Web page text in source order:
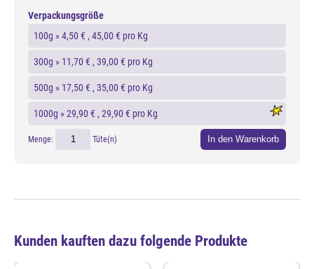
Verpackungsgröße
100g »4,50 € , 45,00 € pro Kg
300g » 11,70 € , 39,00 € pro Kg
500g » 17,50 € , 35,00 € pro Kg
1000g »29,90 € , 29,90 € pro Kg
Menge: Tüte(n) In den Warenkorb
Kunden kauften dazu folgende Produkte